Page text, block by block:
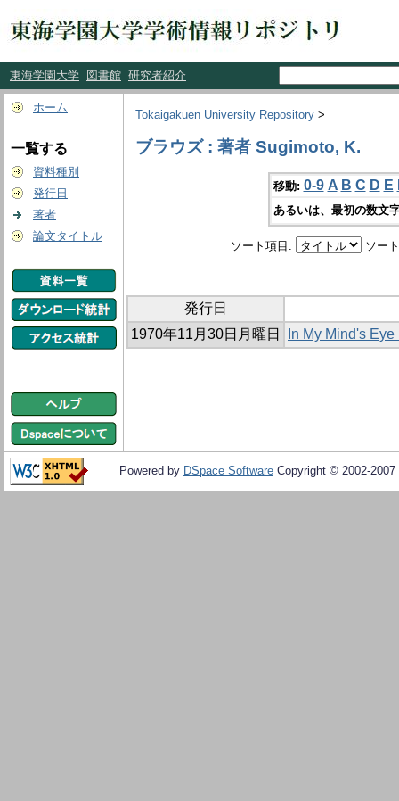
東海学園大学 図書館 研究者紹介
ホーム
一覧する
資料種別
発行日
著者
論文タイトル
Tokaigakuen University Repository >
ブラウズ : 著者 Sugimoto, K.
移動: 0-9 A B C D E
あるいは、最初の数文
ソート項目: ソー
発行日
1970年11月30日月曜日
In My Mind's
Powered by DSpace Software Copyright © 2002-2007